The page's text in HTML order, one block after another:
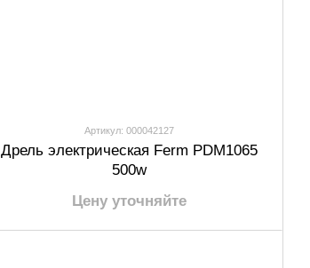
Артикул: 000042127
Дрель электрическая Ferm PDM1065
500w
Цену уточняйте